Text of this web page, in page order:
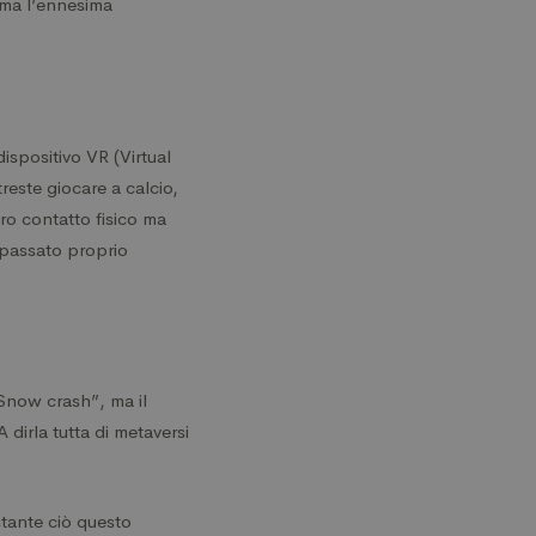
VR (Virtual
giocare a calcio,
contatto fisico ma
proprio
crash”, ma il
dirla tutta di metaversi
ciò questo